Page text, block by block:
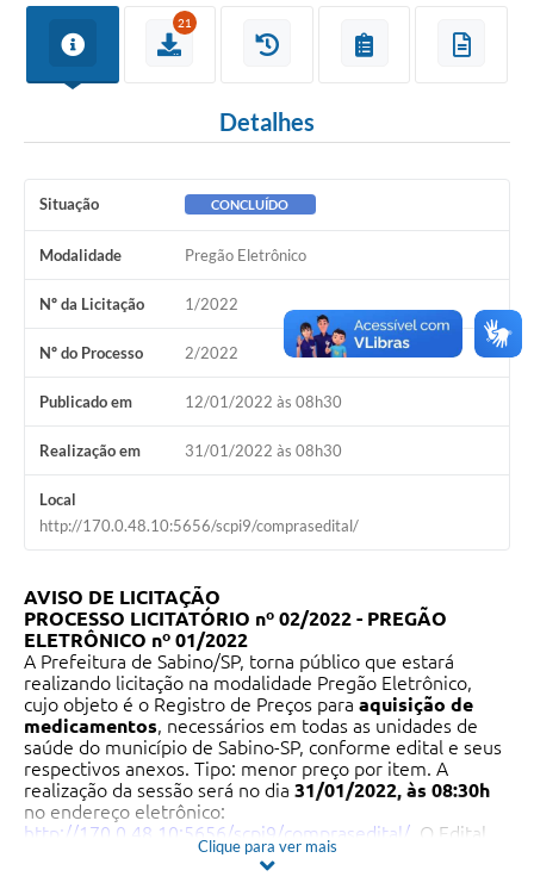
21
Detalhes
Situação CONCLUÍDO
Modalidade Pregão Eletrônico
Nº da Licitação 1/2022
Nº do Processo 2/2022
Publicado em 12/01/2022 às 08h30
Realização em 31/01/2022 às 08h30
Local
http://170.0.48.10:5656/scpi9/comprasedital/
AVISO DE LICITAÇÃO
PROCESSO LICITATÓRIO nº 02/2022 - PREGÃO
ELETRÔNICO nº 01/2022
A Prefeitura de Sabino/SP, torna público que estará
realizando licitação na modalidade Pregão Eletrônico,
cujo objeto é o Registro de Preços para aquisição de
medicamentos, necessários em todas as unidades de
saúde do município de Sabino-SP, conforme edital e seus
respectivos anexos. Tipo: menor preço por item. A
realização da sessão será no dia 31/01/2022, às 08:30h
no endereço eletrônico:
http://170.0.48.10:5656/scpi9/comprasedital/ . O Edital
completo está disponível para consulta e retirada nos
www.sabino.sp.gov.br
Clique para ver mais